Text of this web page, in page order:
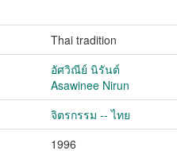
Thai tradition
อัศวิณีย์ นิรันต์
Asawinee Nirun
จิตรกรรม -- ไทย
1996